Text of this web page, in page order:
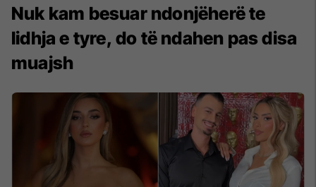
Nuk kam besuar ndonjëherë te
lidhja e tyre, do të ndahen pas disa
muajsh